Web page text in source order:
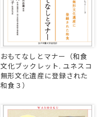
おもてなしとマナー（和食
文化ブックレット. ユネスコ
無形文化遺産に登録された
和食３）